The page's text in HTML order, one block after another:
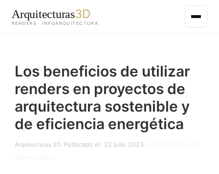
Arquitecturas3D
RENDERS · INFOARQUITECTURA
contenido
Los beneficios de utilizar
renders en proyectos de
arquitectura sostenible y
de eficiencia energética
Arquitecturas 3D Publicado el: 22 julio 2023